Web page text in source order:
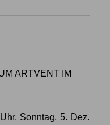
ARTVENT IM
Sonntag, 5. Dez.